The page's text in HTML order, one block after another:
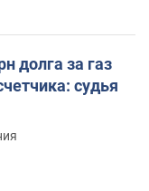
долга за газ
судья